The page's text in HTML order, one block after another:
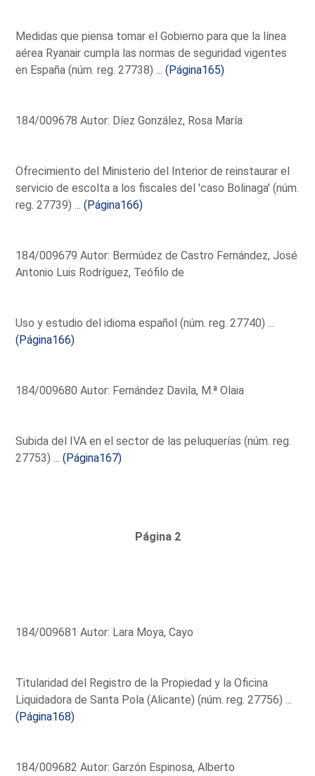
Medidas que piensa tomar el Gobierno para que la línea
aérea Ryanair cumpla las normas de seguridad vigentes
en España (núm. reg. 27738) ...(Página165)
184/009678 Autor: Díez González, Rosa María
Ofrecimiento del Ministerio del Interior de reinstaurar el
servicio de escolta a los fiscales del 'caso Bolinaga' (núm.
reg. 27739) ...(Página166)
184/009679 Autor: Bermúdez de Castro Fernández, José
Antonio Luis Rodríguez, Teófilo de
Uso y estudio del idioma español (núm. reg. 27740) ...
(Página166)
184/009680 Autor: Fernández Davila, M.ª Olaia
Subida del IVA en el sector de las peluquerías (núm. reg.
27753) ...(Página167)
Página 2
184/009681 Autor: Lara Moya, Cayo
Titularidad del Registro de la Propiedad y la Oficina
Liquidadora de Santa Pola (Alicante) (núm. reg. 27756) ...
(Página168)
184/009682 Autor: Garzón Espinosa, Alberto